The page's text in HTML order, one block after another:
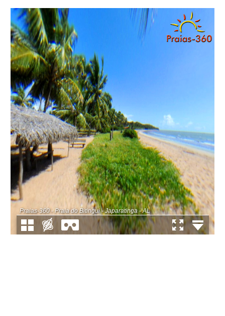
Praias-360 - Praia do Bitingui - Japaratinga - AL